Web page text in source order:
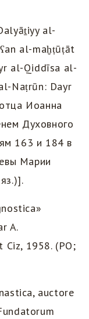
al-
al-maḫṭūṭāt
al-Qiddīsa al-
Naṭrūn: Dayr
Иоанна
Духовного
163 и 184 в
Марии
A.
1958. (PO;
auctore